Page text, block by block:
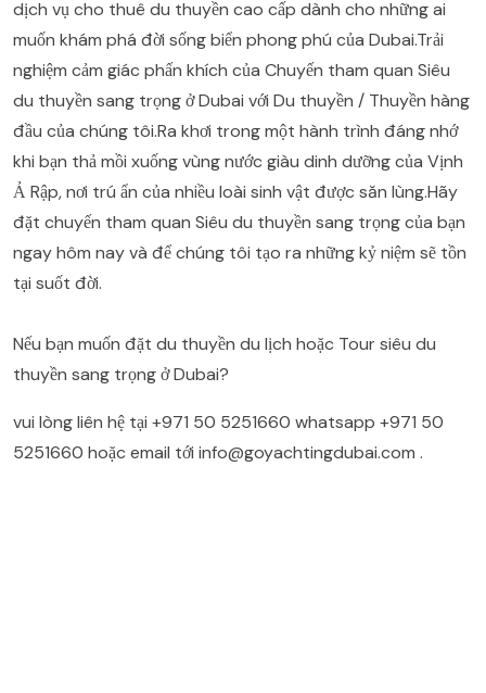
dịch vụ cho thuê du thuyền cao cấp dành cho những ai
muốn khám phá đời sống biển phong phú của Dubai.Trải
nghiệm cảm giác phấn khích của Chuyến tham quan Siêu
du thuyền sang trọng ở Dubai với Du thuyền / Thuyền hàng
đầu của chúng tôi.Ra khơi trong một hành trình đáng nhớ
khi bạn thả mồi xuống vùng nước giàu dinh dưỡng của Vịnh
Ả Rập, nơi trú ẩn của nhiều loài sinh vật được săn lùng.Hãy
đặt chuyến tham quan Siêu du thuyền sang trọng của bạn
ngay hôm nay và để chúng tôi tạo ra những kỷ niệm sẽ tồn
tại suốt đời.
Nếu bạn muốn đặt du thuyền du lịch hoặc Tour siêu du
thuyền sang trọng ở Dubai?
vui lòng liên hệ tại +971 50 5251660 whatsapp +971 50
5251660 hoặc email tới info@goyachtingdubai.com .